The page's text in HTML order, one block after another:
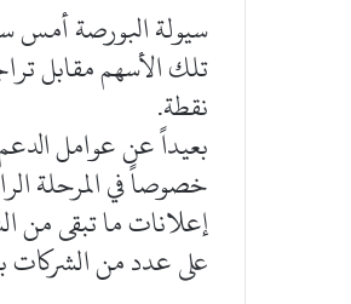
نقطة.
بعيداً عن عوامل
خصوصاً في المرحلة
إعلانات ما تبقى من
على عدد من الشركات